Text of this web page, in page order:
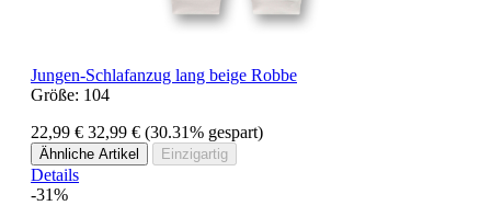
Jungen-Schlafanzug lang beige Robbe
Größe: 104
22,99 € 32,99 € (30.31% gespart)
Ähnliche Artikel Einzigartig
Details
-31%